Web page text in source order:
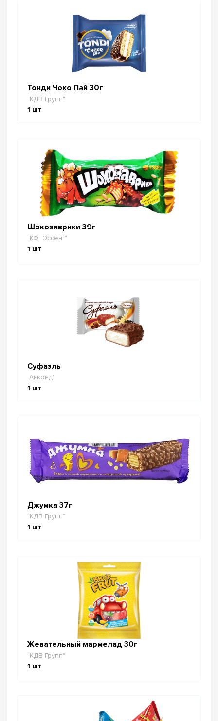
Тонди Чоко Пай 30г
"КДВ Групп"
1 шт
Шокозаврики 39г
"КФ "Эссен""
1 шт
Суфаэль
"Акконд"
1 шт
Джумка 37г
"КДВ Групп"
1 шт
Жевательный мармелад 30г
"КДВ Групп"
1 шт